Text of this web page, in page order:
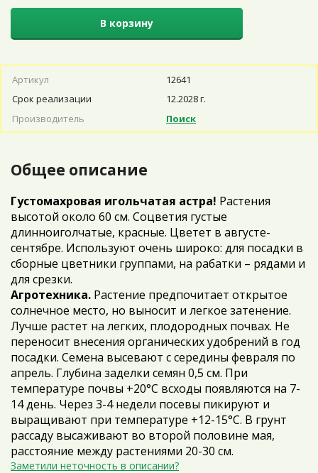
В корзину
Артикул
12641
Срок реализации
12.2028 г.
Производитель
Поиск
Общее описание
Густомахровая игольчатая астра! Растения
высотой около 60 см. Соцветия густые
длинноиголчатые, красные. Цветет в августе-
сентябре. Используют очень широко: для посадки в
сборные цветники группами, на рабатки – рядами и
для срезки.
Агротехника. Растение предпочитает открытое
солнечное место, но выносит и легкое затенение.
Лучше растет на легких, плодородных почвах. Не
переносит внесения органических удобрений в год
посадки. Семена высевают с середины февраля по
апрель. Глубина заделки семян 0,5 см. При
температуре почвы +20°C всходы появляются на 7-
14 день. Через 3-4 недели посевы пикируют и
выращивают при температуре +12-15°C. В грунт
рассаду высаживают во второй половине мая,
расстояние между растениями 20-30 см.
Заметили неточность в описании?